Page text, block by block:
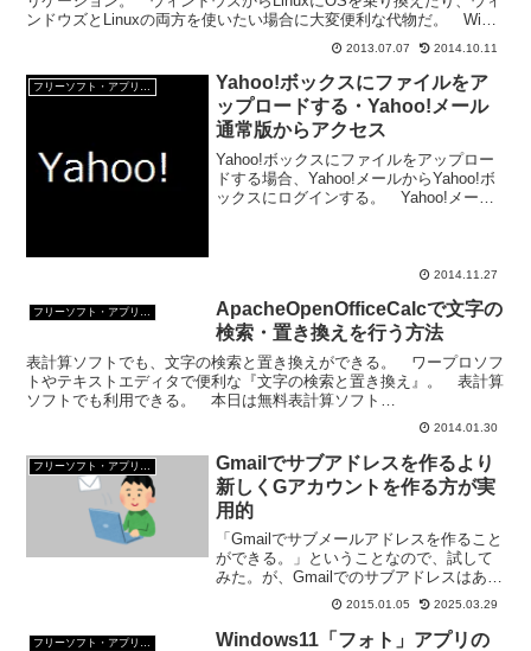
ンドウズとLinuxの両方を使いたい場合に大変便利な代物だ。 Wine
2013.07.07 2014.10.11
Yahoo!ボックスにファイルをア
ップロードする・Yahoo!メール
通常版からアクセス
Yahoo!ボックスにファイルをアップロー
ドする場合、Yahoo!メールからYahoo!ボ
ックスにログインする。 Yahoo!メール
2014.11.27
フリーソフト・アプリ・Webサービス
ApacheOpenOfficeCalcで文字の
検索・置き換えを行う方法
表計算ソフトでも、文字の検索と置き換えができる。 ワープロソフ
トやテキストエディタで便利な『文字の検索と置き換え』。 表計算
ソフトでも利用できる。 本日は無料表計算ソフト
ApacheOpenOfficeCalcで文字の検索と置き換えを行う方... 2014.01.30
Gmailでサブアドレスを作るより
新しくGアカウントを作る方が実
用的
「Gmailでサブメールアドレスを作ること
ができる。」ということなので、試して
みた。が、Gmailでのサブアドレスはあま
り実用的でないと思った。今回は、Gmail
でサブアドレスを作ってみて、実際にメ
ールの送受信をしてみた話しをしよう。
2015.01.05 2025.03.29
Windows11「フォト」アプリの